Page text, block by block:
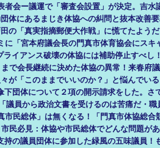
者会ー議運で「審査会設置」が決定。吉水
体にあるまじき体協への糾問と抜本改善
の「真実指摘郵便大作戦」に慌てたよう
「宮本府議会長の門真市体育協会にスキ
イアンス破壊の体協には補助停止すべし
で会長継続に決めた体協の異常！来春府
が「このままでいいのか？」と悩んでい
団体について２項の開示請求をした。さ
議員から政治文書を受けるのは苦痛だ・
民総体」は無くなる！「門真市体協総合
民必見：体協や市民総体でどんな問題が
の議員団体に参加した緑風の五味議員！